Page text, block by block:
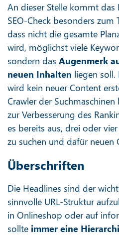
An dieser Stelle kommt das
SEO-Check besonders zum
dass nicht die gesamte
wird, möglichst viele
sondern das Augenmerk
neuen Inhalten liegen soll.
wird kein neuer Content
Crawler der
zur Verbesserung des
es bereits aus, drei oder
zu suchen und dafür neuen
Überschriften
Die Headlines sind der
sinnvolle URL-Struktur
in Onlineshop oder auf
sollte immer eine